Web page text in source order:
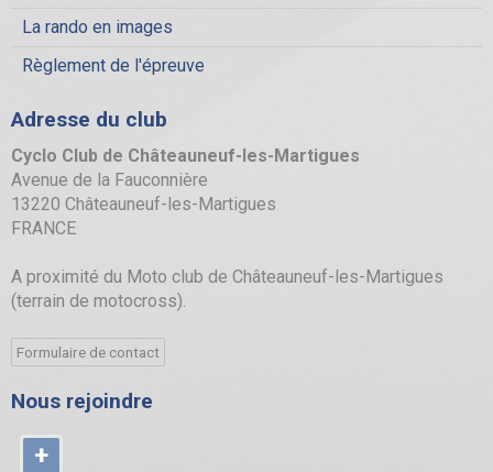
La rando en images
Règlement de l'épreuve
Adresse du club
Cyclo Club de Châteauneuf-les-Martigues
Avenue de la Fauconnière
13220 Châteauneuf-les-Martigues
FRANCE
A proximité du Moto club de Châteauneuf-les-Martigues
(terrain de motocross).
Formulaire de contact
Nous rejoindre
+